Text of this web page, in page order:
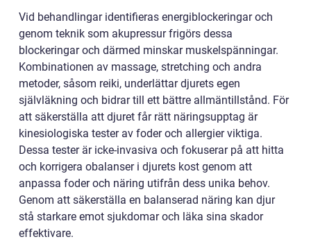
Vid behandlingar identifieras energiblockeringar och
genom teknik som akupressur frigörs dessa
blockeringar och därmed minskar muskelspänningar.
Kombinationen av massage, stretching och andra
metoder, såsom reiki, underlättar djurets egen
självläkning och bidrar till ett bättre allmäntillstånd. För
att säkerställa att djuret får rätt näringsupptag är
kinesiologiska tester av foder och allergier viktiga.
Dessa tester är icke-invasiva och fokuserar på att hitta
och korrigera obalanser i djurets kost genom att
anpassa foder och näring utifrån dess unika behov.
Genom att säkerställa en balanserad näring kan djur
stå starkare emot sjukdomar och läka sina skador
effektivare.